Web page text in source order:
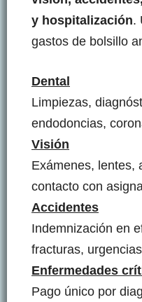
y hospitalización.
gastos de bolsillo
Dental
Limpiezas,
endodoncias,
Visión
Exámenes, lentes,
contacto con
Accidentes
Indemnización en
fracturas,
Enfermedades
Pago único por